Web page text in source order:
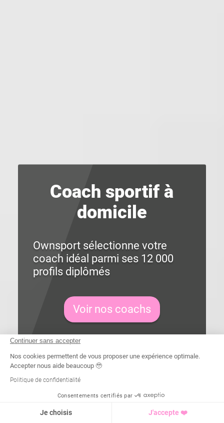
Coach sportif à
domicile
Ownsport sélectionne votre
coach idéal parmi ses 12 000
profils diplômés
Voir nos coachs
50% de crédit d’impôt
immédiat
Continuer sans accepter
Nos cookies permettent de vous proposer une expérience optimale.
Accepter nous aide beaucoup 🥹
Politique de confidentialité
Consentements certifiés par
Je choisis J'accepte ❤️